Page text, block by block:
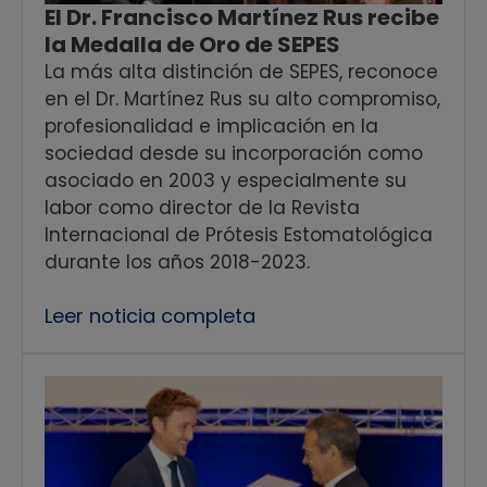
El Dr. Francisco Martínez Rus recibe
la Medalla de Oro de SEPES
La más alta distinción de SEPES, reconoce
en el Dr. Martínez Rus su alto compromiso,
profesionalidad e implicación en la
sociedad desde su incorporación como
asociado en 2003 y especialmente su
labor como director de la Revista
Internacional de Prótesis Estomatológica
durante los años 2018-2023.
Leer noticia completa